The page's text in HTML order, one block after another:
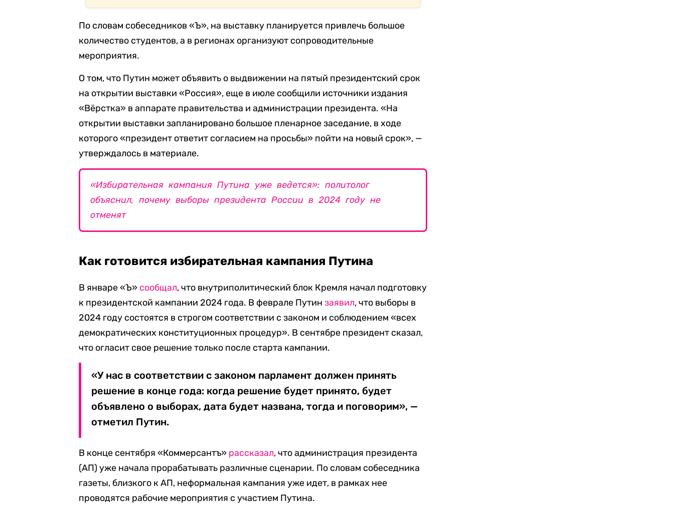
По словам собеседников «Ъ», на выставку планируется привлечь большое
количество студентов, а в регионах организуют сопроводительные
мероприятия.
О том, что Путин может объявить о выдвижении на пятый президентский срок
на открытии выставки «Россия», еще в июле сообщили источники издания
«Вёрстка» в аппарате правительства и администрации президента. «На
открытии выставки запланировано большое пленарное заседание, в ходе
которого «президент ответит согласием на просьбы» пойти на новый срок», —
утверждалось в материале.
«Избирательная кампания Путина уже ведется»: политолог
объяснил, почему выборы президента России в 2024 году не
отменят
Как готовится избирательная кампания Путина
В январе «Ъ» сообщал, что внутриполитический блок Кремля начал подготовку
к президентской кампании 2024 года. В феврале Путинзаявил, что выборы в
2024 году состоятся в строгом соответствии с законом и соблюдением «всех
демократических конституционных процедур». В сентябре президент сказал,
что огласит свое решение только после старта кампании.
«У нас в соответствии с законом парламент должен принять
решение в конце года: когда решение будет принято, будет
объявлено о выборах, дата будет названа, тогда и поговорим», —
отметил Путин.
В конце сентября «Коммерсантъ» рассказал, что администрация президента
(АП) уже начала прорабатывать различные сценарии. По словам собеседника
газеты, близкого к АП, неформальная кампания уже идет, в рамках нее
проводятся рабочие мероприятия с участием Путина.